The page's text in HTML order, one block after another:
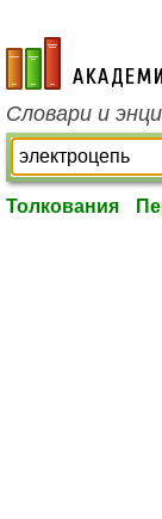
academic.ru
Словари и
Толкования